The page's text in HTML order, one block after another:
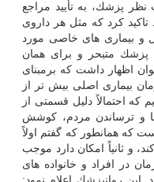
پزشك، به تأیید مراجع
كرد كه مثل هر داروی
و بیماری های خاصی مورد
پزشك متبحر و برای همان
اظهار داشت كه برمبنای
بیماری اصلی بیش تر از
احتمالاً دلیل قسمتی از
و ترساندن مردم، كوشش
كه همانطور كه گفتم اولاً
ثانیاً امكان دارد موجب
در افراد و خانواده های